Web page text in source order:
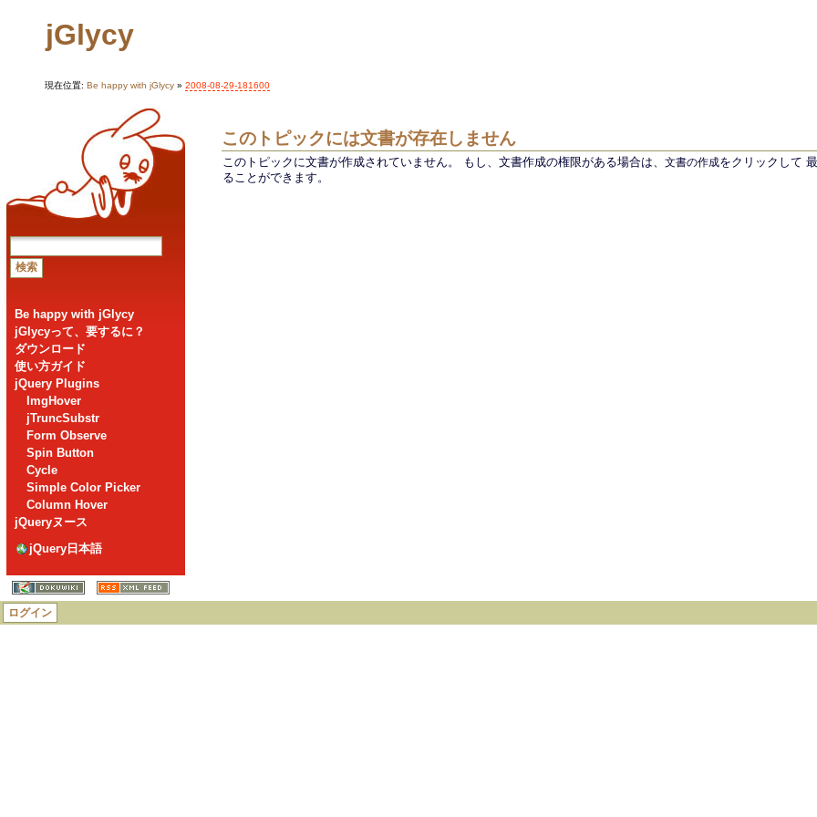
jGlycy
現在位置: Be happy with jGlycy » 2008-08-29-181600
Be happy with jGlycy
jGlycyって、要するに？
ダウンロード
使い方ガイド
jQuery Plugins
ImgHover
jTruncSubstr
Form Observe
Spin Button
Cycle
Simple Color Picker
Column Hover
jQueryヌース
jQuery日本語
このトピックには文書が存在しません
このトピックに文書が作成されていません。 もし、文書作成の権限がある場合は、文書の作成をクリックして
ることができます。